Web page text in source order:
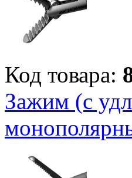
Код товара:
Зажим (с